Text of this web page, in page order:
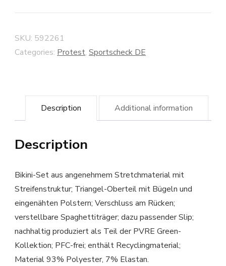
SKU: 592261
Categories: Protest, Sportscheck DE
Description Additional information
Description
Bikini-Set aus angenehmem Stretchmaterial mit
Streifenstruktur; Triangel-Oberteil mit Bügeln und
eingenähten Polstern; Verschluss am Rücken;
verstellbare Spaghettiträger; dazu passender Slip;
nachhaltig produziert als Teil der PVRE Green-
Kollektion; PFC-frei; enthält Recyclingmaterial;
Material 93% Polyester, 7% Elastan.